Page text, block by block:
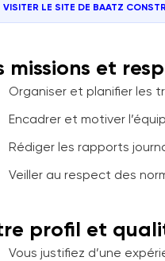
VISITER LE SITE DE BAATZ
missions et
Organiser et planifier les
Encadrer et motiver
Rédiger les rapports
Veiller au respect des
profil et
Vous justifiez d’une